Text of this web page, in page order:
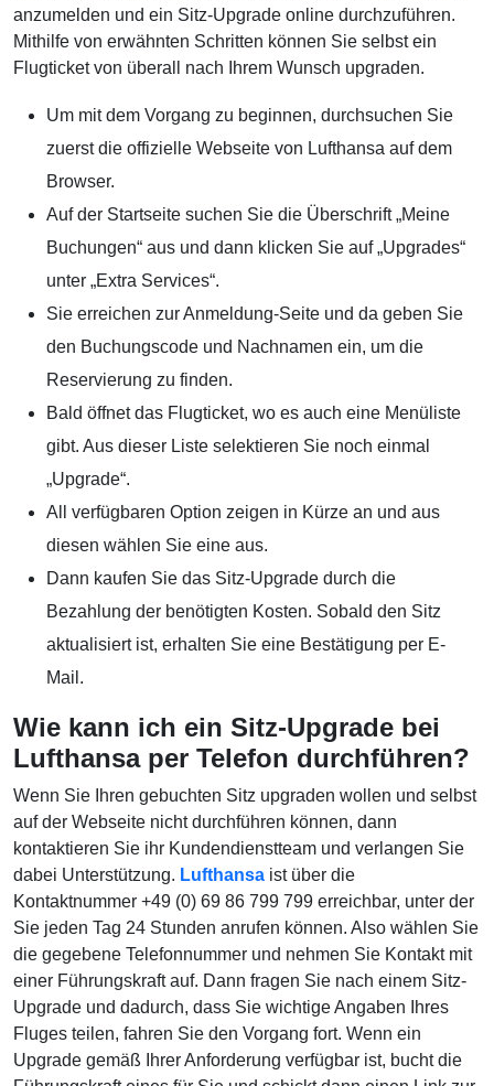
anzumelden und ein Sitz-Upgrade online durchzuführen.
Mithilfe von erwähnten Schritten können Sie selbst ein
Flugticket von überall nach Ihrem Wunsch upgraden.
Um mit dem Vorgang zu beginnen, durchsuchen Sie
zuerst die offizielle Webseite von Lufthansa auf dem
Browser.
Auf der Startseite suchen Sie die Überschrift „Meine
Buchungen“ aus und dann klicken Sie auf „Upgrades“
unter „Extra Services“.
Sie erreichen zur Anmeldung-Seite und da geben Sie
den Buchungscode und Nachnamen ein, um die
Reservierung zu finden.
Bald öffnet das Flugticket, wo es auch eine Menüliste
gibt. Aus dieser Liste selektieren Sie noch einmal
„Upgrade“.
All verfügbaren Option zeigen in Kürze an und aus
diesen wählen Sie eine aus.
Dann kaufen Sie das Sitz-Upgrade durch die
Bezahlung der benötigten Kosten. Sobald den Sitz
aktualisiert ist, erhalten Sie eine Bestätigung per E-
Mail.
Wie kann ich ein Sitz-Upgrade bei
Lufthansa per Telefon durchführen?
Wenn Sie Ihren gebuchten Sitz upgraden wollen und selbst
auf der Webseite nicht durchführen können, dann
kontaktieren Sie ihr Kundendienstteam und verlangen Sie
dabei Unterstützung. Lufthansa ist über die
Kontaktnummer +49 (0) 69 86 799 799 erreichbar, unter der
Sie jeden Tag 24 Stunden anrufen können. Also wählen Sie
die gegebene Telefonnummer und nehmen Sie Kontakt mit
einer Führungskraft auf. Dann fragen Sie nach einem Sitz-
Upgrade und dadurch, dass Sie wichtige Angaben Ihres
Fluges teilen, fahren Sie den Vorgang fort. Wenn ein
Upgrade gemäß Ihrer Anforderung verfügbar ist, bucht die